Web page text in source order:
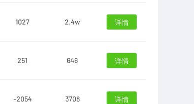
1027 2.4w 详情
251 646 详情
-2054 3708 详情